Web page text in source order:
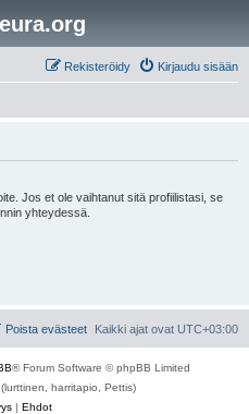
Kirjaudu sisään
Rekisteröidy
Jos et ole vaihtanut sitä profiilistasi, se
yhteydessä.
Kaikki ajat ovat UTC+03:00
Poista evästeet
® Forum Software © phpBB Limited
harritapio, Pettis)
| Ehdot